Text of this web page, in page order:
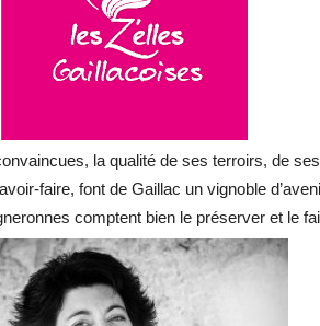
la qualité de ses terroirs, de
faire, font de Gaillac un vignoble
comptent bien le préserver et le